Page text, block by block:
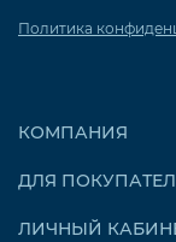
Политика
КОМПАНИЯ
ДЛЯ
ЛИЧНЫЙ